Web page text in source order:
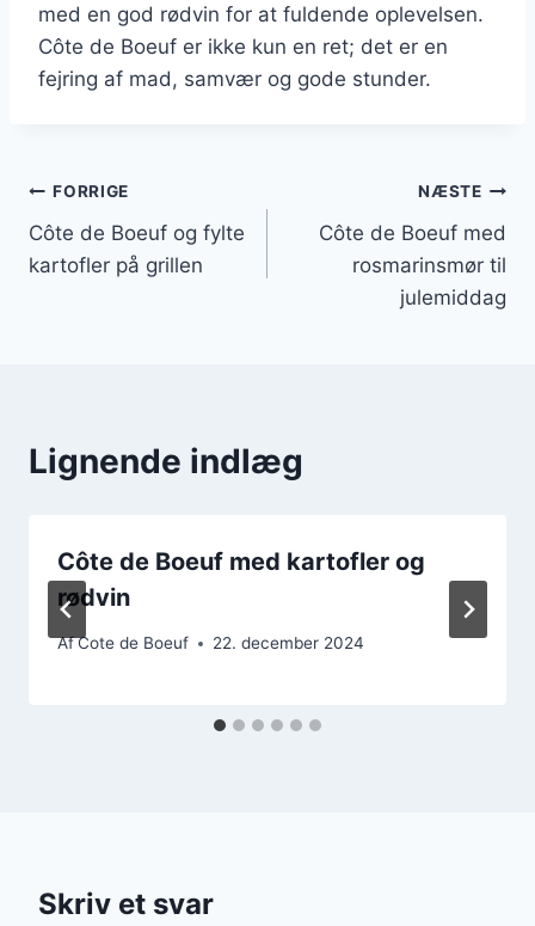
med en god rødvin for at fuldende oplevelsen.
Côte de Boeuf er ikke kun en ret; det er en
fejring af mad, samvær og gode stunder.
Indlægsnavigation
FORRIGE
Côte de Boeuf og fylte
kartofler på grillen
NÆSTE
Côte de Boeuf med
rosmarinsmør til
julemiddag
Lignende indlæg
Côte de Boeuf med kartofler og
rødvin
AfCote de Boeuf 22. december 2024
Skriv et svar